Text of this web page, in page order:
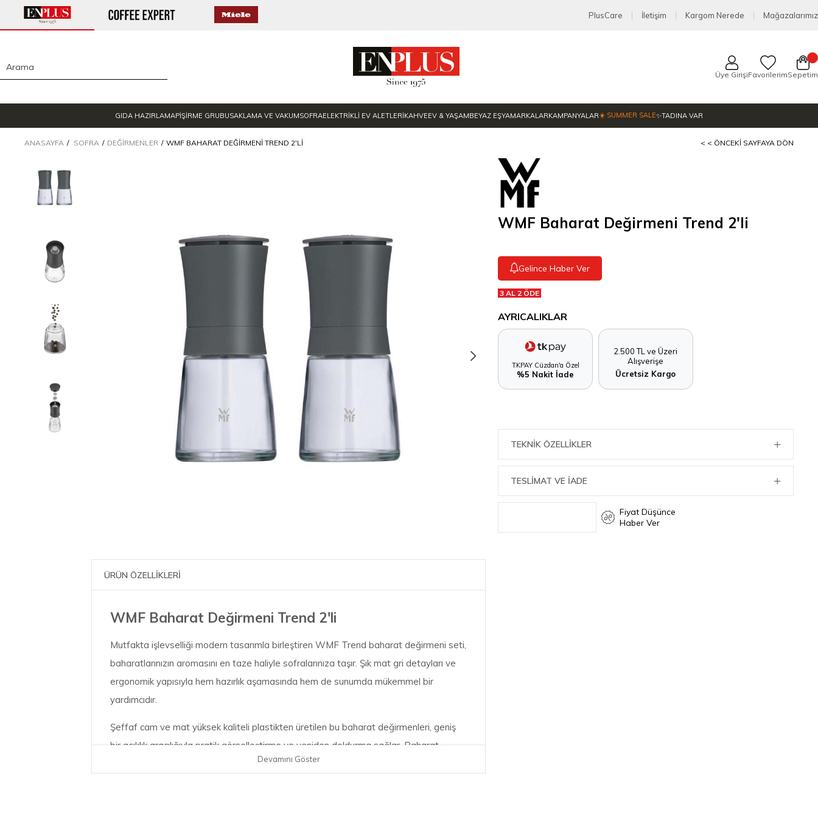
PlusCare İletişim Kargom Nerede Mağazalarımız
Üye GirişiFavorilerimSepetim
GIDA HAZIRLAMAPİŞİRME GRUBUSAKLAMA VE VAKUMSOFRAELEKTRİKLİ EV ALETLERİKAHVEEV & YAŞAMBEYAZ EŞYAMARKALARKAMPANYALAR☀️ SUMMER SALE✨TADINA VAR
ANASAYFA SOFRA DEĞIRMENLER WMF BAHARAT DEĞIRMENI TREND 2'LI < < ÖNCEKI SAYFAYA DÖN
ÜRÜN ÖZELLİKLERİ
WMF Baharat Değirmeni Trend 2'li
Mutfakta işlevselliği modern tasarımla birleştiren WMF Trend baharat değirmeni seti,
baharatlarınızın aromasını en taze haliyle sofralarınıza taşır. Şık mat gri detayları ve
ergonomik yapısıyla hem hazırlık aşamasında hem de sunumda mükemmel bir
yardımcıdır.
Şeffaf cam ve mat yüksek kaliteli plastikten üretilen bu baharat değirmenleri, geniş
bir açıklık aracılığıyla pratik görselleştirme ve yeniden doldurma sağlar. Baharat
bardaklarının yanı sıra yüzeyleri temiz tutmak için öğütme mekanizmalarının
Devamını Göster
WMF Baharat Değirmeni Trend 2'li
Gelince Haber Ver
3 AL 2 ÖDE
AYRICALIKLAR
TKPAY Cüzdan'a Özel
%5 Nakit İade
2.500 TL ve Üzeri
Alışverişe
Ücretsiz Kargo
TEKNIK ÖZELLIKLER
TESLİMAT VE İADE
Fiyat Düşünce
Haber Ver